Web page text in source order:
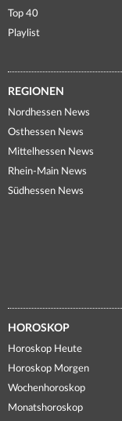
Top 40
Playlist
REGIONEN
Nordhessen News
Osthessen News
Mittelhessen News
Rhein-Main News
Südhessen News
HOROSKOP
Horoskop Heute
Horoskop Morgen
Wochenhoroskop
Monatshoroskop